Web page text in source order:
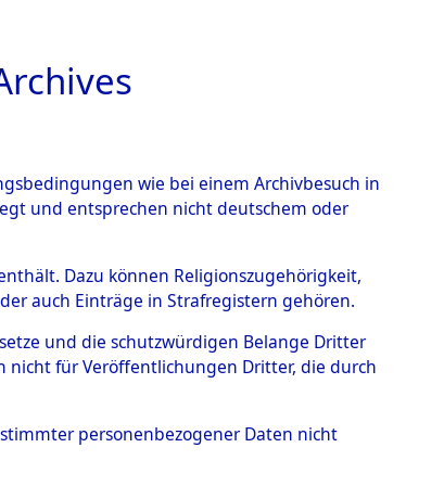
→0001
wie bei einem Archivbesuch in
und entsprechen nicht deutschem oder
Dazu können Religionszugehörigkeit,
auch Einträge in Strafregistern gehören.
und die schutzwürdigen Belange Dritter
nicht für Veröffentlichungen Dritter, die durch
personenbezogener Daten nicht